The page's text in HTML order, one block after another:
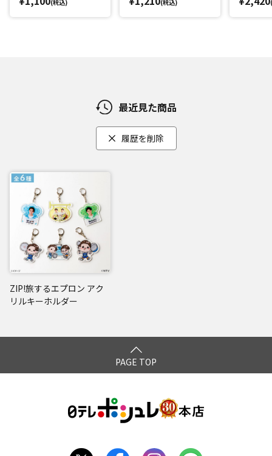
(税込) (税込)
最近見た商品
履歴を削除
ZIP!旅するエプロン アク
リルキーホルダー
PAGE TOP